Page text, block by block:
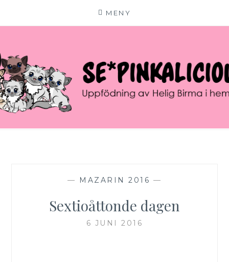
MENY
innehåll
SE*PINKALICIOUS
VÄLKOMMEN TILL VÅR LILLA KATTERIA!
— MAZARIN 2016 —
Sextioåttonde dagen
6 JUNI 2016